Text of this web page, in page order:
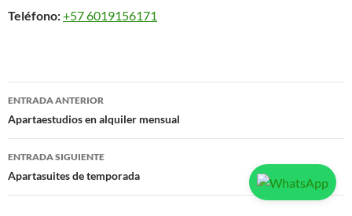
Teléfono:+57 6019156171
Navegación
de
entradas
ENTRADA ANTERIOR
Apartaestudios en alquiler mensual
ENTRADA SIGUIENTE
Apartasuites de temporada